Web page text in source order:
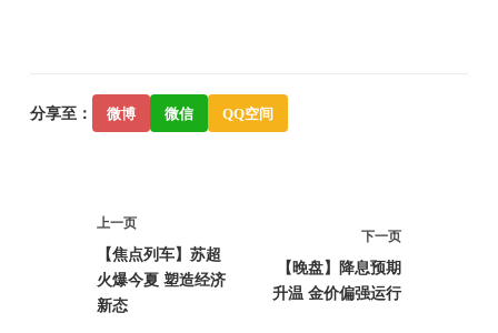
分享至： 微博 微信 QQ空间
上一页
【焦点列车】苏超
火爆今夏 塑造经济
新态
下一页
【晚盘】降息预期
升温 金价偏强运行